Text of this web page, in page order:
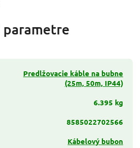
parametre
Predlžovacie káble na bubne
(25m, 50m, IP44)
6.395 kg
8585022702566
Kábelový bubon